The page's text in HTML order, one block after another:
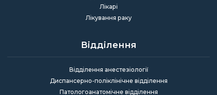
Лікарі
Лікування раку
Відділення
Відділення анестезіології
Диспансерно-поліклінічне відділення
Патологоанатомічне відділення